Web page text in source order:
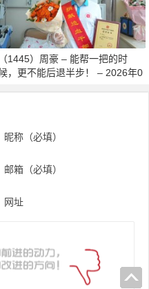
（1445）周豪 – 能帮一把的时
，更不能后退半步！ – 2026年0
昵称（必填）
邮箱（必填）
网址